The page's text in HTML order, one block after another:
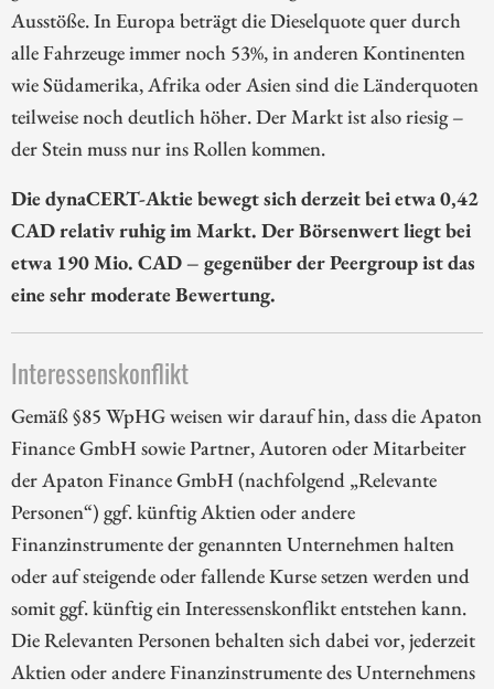
Ausstöße. In Europa beträgt die Dieselquote quer durch
alle Fahrzeuge immer noch 53%, in anderen Kontinenten
wie Südamerika, Afrika oder Asien sind die Länderquoten
teilweise noch deutlich höher. Der Markt ist also riesig –
der Stein muss nur ins Rollen kommen.
Die dynaCERT-Aktie bewegt sich derzeit bei etwa 0,42
CAD relativ ruhig im Markt. Der Börsenwert liegt bei
etwa 190 Mio. CAD – gegenüber der Peergroup ist das
eine sehr moderate Bewertung.
Interessenskonflikt
Gemäß §85 WpHG weisen wir darauf hin, dass die Apaton
Finance GmbH sowie Partner, Autoren oder Mitarbeiter
der Apaton Finance GmbH (nachfolgend „Relevante
Personen“) ggf. künftig Aktien oder andere
Finanzinstrumente der genannten Unternehmen halten
oder auf steigende oder fallende Kurse setzen werden und
somit ggf. künftig ein Interessenskonflikt entstehen kann.
Die Relevanten Personen behalten sich dabei vor, jederzeit
Aktien oder andere Finanzinstrumente des Unternehmens